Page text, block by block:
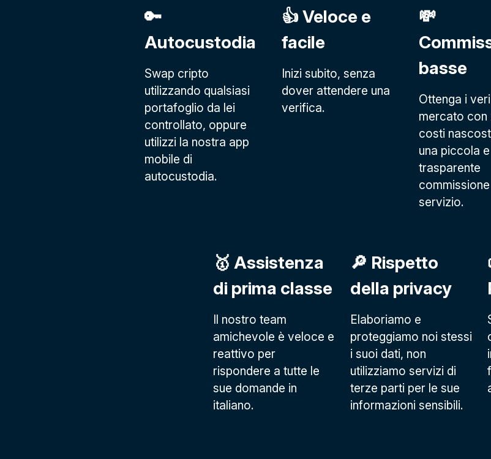
🔑
Autocustodia
Swap cripto
utilizzando qualsiasi
portafoglio da lei
controllato, oppure
utilizzi la nostra app
mobile di
autocustodia.
👍 Veloce e
facile
Inizi subito, senza
dover attendere una
verifica.
💸
basse
Ottenga i
mercato con
costi
una piccola e
trasparente
servizio.
🥇 Assistenza
di prima classe
Il nostro team
amichevole è veloce e
reattivo per
rispondere a tutte le
sue domande in
italiano.
🔎 Rispetto
della privacy
Elaboriamo e
proteggiamo noi stessi
i suoi dati, non
utilizziamo servizi di
terze parti per le sue
informazioni sensibili.